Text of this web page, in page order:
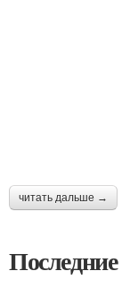
читать дальше →